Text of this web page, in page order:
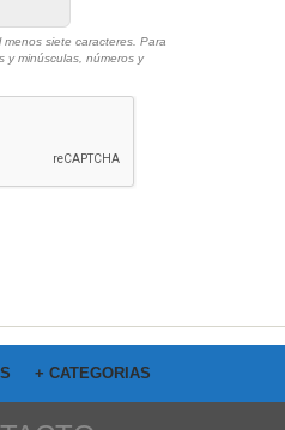
siete caracteres. Para
y minúsculas, números y
+ CATEGORIAS